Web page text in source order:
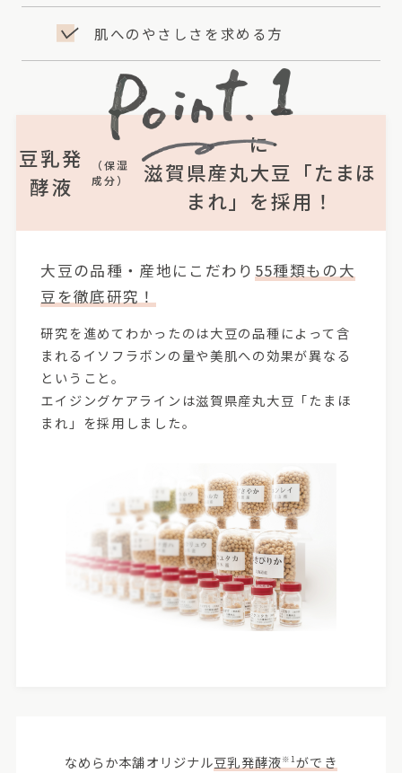
肌へのやさしさを求める方
豆乳発
酵液
（保湿
成分）
に
滋賀県産丸大豆「たまほ
まれ」を採用！
大豆の品種・産地にこだわり 55種類もの大
豆を徹底研究！
研究を進めてわかったのは大豆の品種によって含
まれるイソフラボンの量や美肌への効果が異なる
ということ。
エイジングケアラインは滋賀県産丸大豆「たまほ
まれ」を採用しました。
なめらか本舗オリジナル豆乳発酵液※1ができ